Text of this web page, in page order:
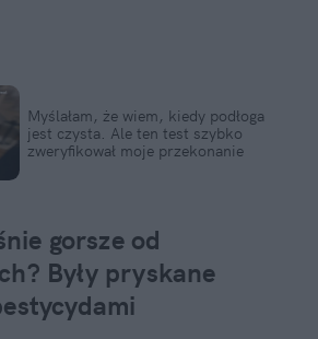
Myślałam, że wiem, kiedy podłoga
jest czysta. Ale ten test szybko
zweryfikował moje przekonanie
gorsze od
Były pryskane